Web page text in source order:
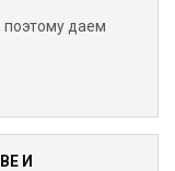
поэтому даем
И